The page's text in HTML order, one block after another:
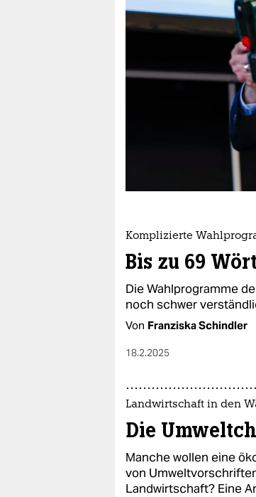
nord
verlag
abo
genossenschaft
epaper login
Komplizierte
Bis zu 69
Die Wahlprogramme
noch schwer
Von Franziska Schindler
18.2.2025
Landwirtschaft in den
Die
Manche wollen eine
von
Landwirtschaft? Eine